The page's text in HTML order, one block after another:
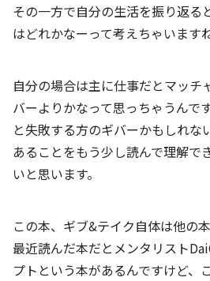
その一方で自分の生活を振り返る
はどれかなーって考えちゃいますね
自分の場合は主に仕事だとマッチ
バーよりかなって思っちゃうんで
と失敗する方のギバーかもしれな
あることをもう少し読んで理解で
いと思います。
この本、ギブ&テイク自体は他の
最近読んだ本だとメンタリスト
プトという本があるんですけど、